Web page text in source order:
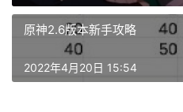
原神2.6版本新手攻略
2022年4月20日 15:54